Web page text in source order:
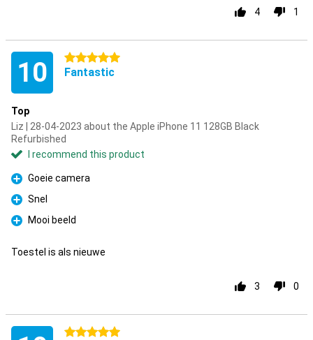
4 1
10 5 stars
Fantastic
Top
Liz | 28-04-2023 about the Apple iPhone 11 128GB Black
Refurbished
I recommend this product
Pro
Goeie camera
Pro
Snel
Pro
Mooi beeld
Toestel is als nieuwe
3 0
5 stars